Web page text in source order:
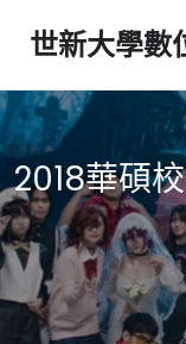
世新大學數
2018華碩